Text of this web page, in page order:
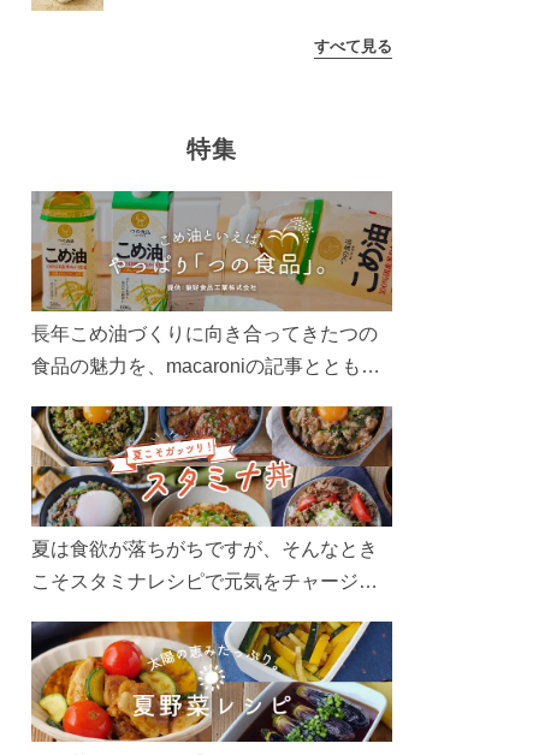
すべて見る
特集
長年こめ油づくりに向き合ってきたつの
食品の魅力を、macaroniの記事とともに
ん、製造現場や品質へのこだわりまで。
こめ油をもっと好きになるコンテンツを
ぜひお楽しみください。
夏は食欲が落ちがちですが、そんなとき
こそスタミナレシピで元気をチャージ！
リ食べて、夏バテを吹き飛ばしましょ
う！